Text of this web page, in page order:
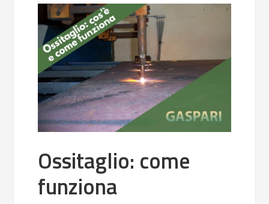
Ossitaglio: come
funziona